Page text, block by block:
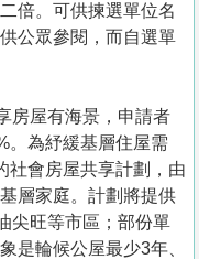
倍。可供揀選單位名
公眾參閱，而自選單
房屋有海景，申請者
。為紓緩基層住屋需
社會房屋共享計劃，由
層家庭。計劃將提供
尖旺等市區；部份單
是輪候公屋最少3年、